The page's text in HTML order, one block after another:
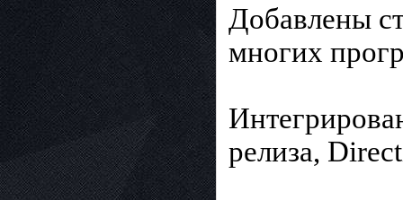
Добавлены
многих
релиза,